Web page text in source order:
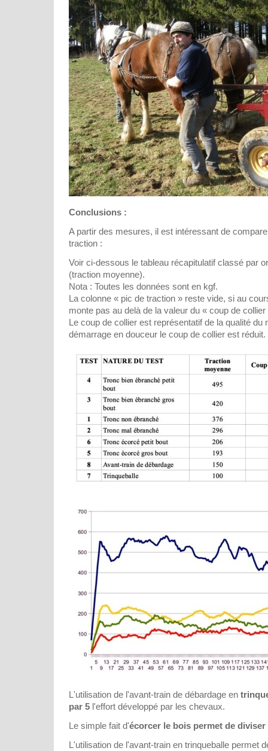
Conclusions :
A partir des mesures, il est intéressant de
traction :
Voir ci-dessous le tableau récapitulatif classé par
(traction moyenne).
Nota : Toutes les données sont en kgf.
La colonne « pic de traction » reste vide, si au
monte pas au delà de la valeur du « coup de collier
Le coup de collier est représentatif de la qualité du
démarrage en douceur le coup de collier est réduit.
L'utilisation de l'avant-train de débardage en
par 5 l'effort développé par les chevaux.
Le simple fait d'écorcer le bois permet de
L'utilisation de l'avant-train en trinqueballe permet